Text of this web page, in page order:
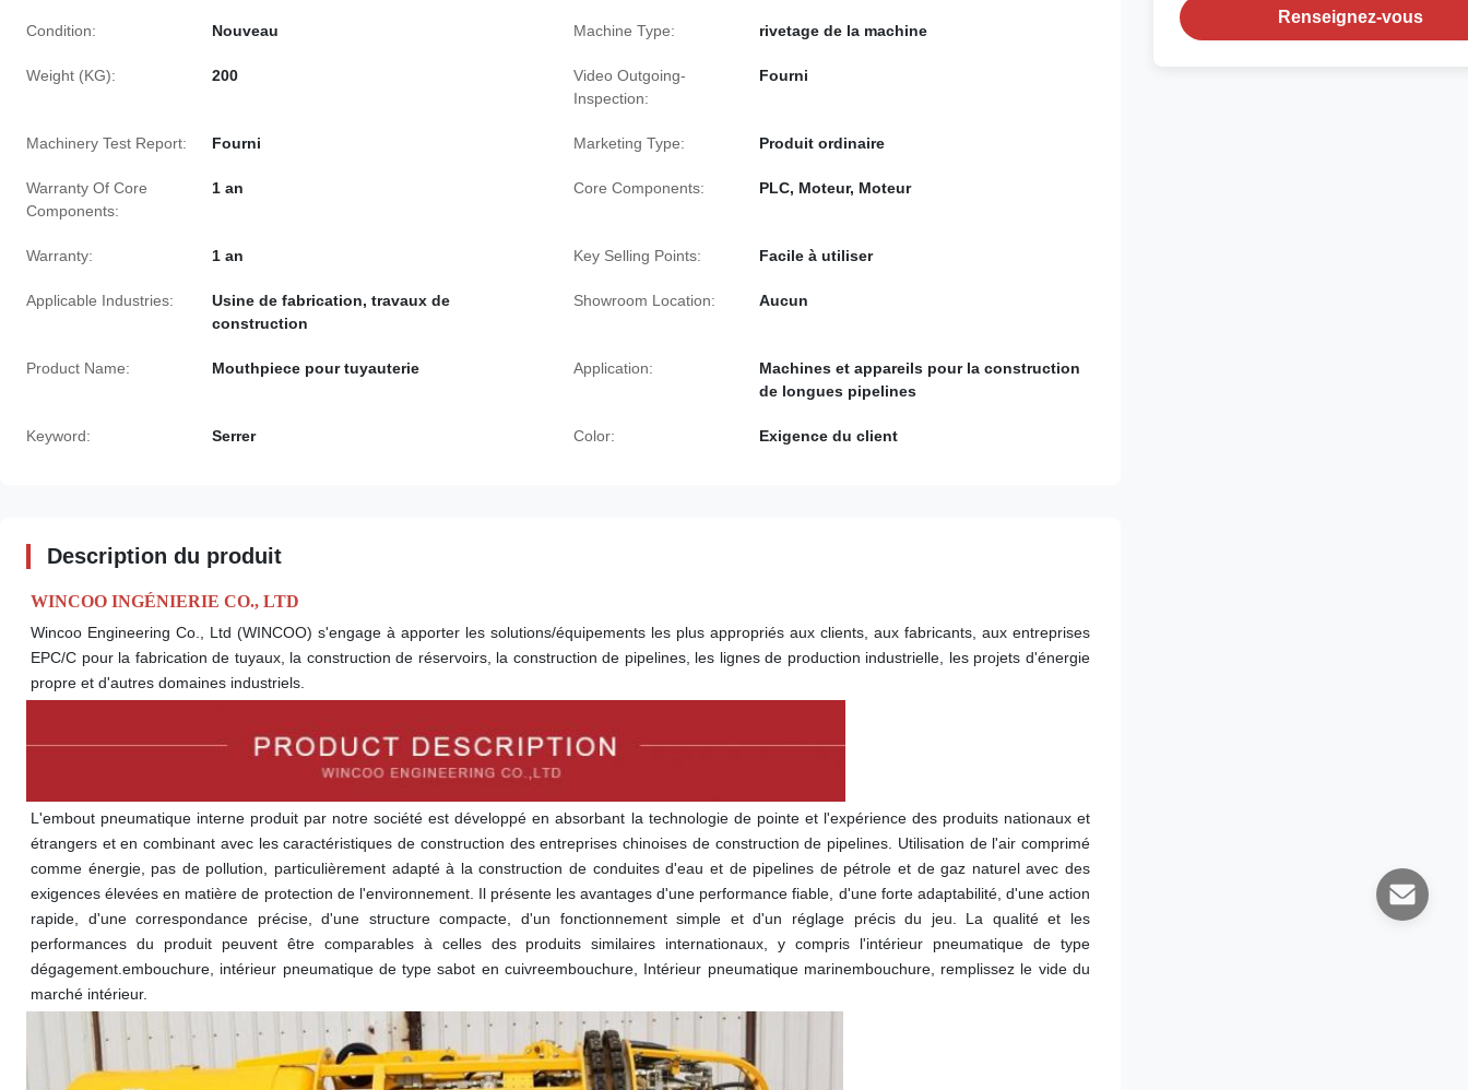
Condition: Nouveau Machine Type: rivetage de la machine
Weight (KG): 200
Video Outgoing-
Inspection:
Fourni
Machinery Test Report: Fourni Marketing Type: Produit ordinaire
Warranty Of Core
Components:
1 an Core Components: PLC, Moteur, Moteur
Warranty: 1 an Key Selling Points: Facile à utiliser
Applicable Industries:
Usine de fabrication, travaux de
construction
Showroom Location: Aucun
Product Name: Mouthpiece pour tuyauterie Application:
Machines et appareils pour la construction
de longues pipelines
Keyword: Serrer Color: Exigence du client
Description du produit
WINCOO INGÉNIERIE CO., LTD
Wincoo Engineering Co., Ltd (WINCOO) s'engage à apporter les solutions/équipements les plus appropriés aux clients, aux fabricants, aux entreprises
EPC/C pour la fabrication de tuyaux, la construction de réservoirs, la construction de pipelines, les lignes de production industrielle, les projets d'énergie
propre et d'autres domaines industriels.
L'embout pneumatique interne produit par notre société est développé en absorbant la technologie de pointe et l'expérience des produits nationaux et
étrangers et en combinant avec les caractéristiques de construction des entreprises chinoises de construction de pipelines. Utilisation de l'air comprimé
comme énergie, pas de pollution, particulièrement adapté à la construction de conduites d'eau et de pipelines de pétrole et de gaz naturel avec des
exigences élevées en matière de protection de l'environnement. Il présente les avantages d'une performance fiable, d'une forte adaptabilité, d'une action
rapide, d'une correspondance précise, d'une structure compacte, d'un fonctionnement simple et d'un réglage précis du jeu. La qualité et les
performances du produit peuvent être comparables à celles des produits similaires internationaux, y compris l'intérieur pneumatique de type
dégagement. embouchure , intérieur pneumatique de type sabot en cuivreembouchure , Intérieur pneumatique marinembouchure, remplissez le vide du
marché intérieur.
Renseignez-vous